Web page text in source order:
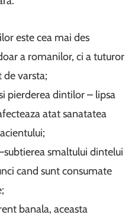
este cea mai des
a romanilor, ci a tuturor
varsta;
pierderea dintilor – lipsa
atat sanatatea
smaltului dintelui
cand sunt consumate
banala, aceasta